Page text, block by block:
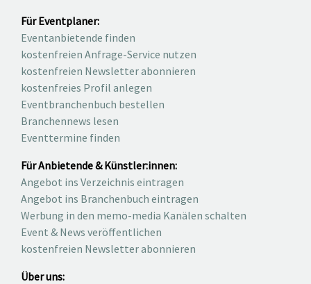
Für Eventplaner:
Eventanbietende finden
kostenfreien Anfrage-Service nutzen
kostenfreien Newsletter abonnieren
kostenfreies Profil anlegen
Eventbranchenbuch bestellen
Branchennews lesen
Eventtermine finden
Für Anbietende & Künstler:innen:
Angebot ins Verzeichnis eintragen
Angebot ins Branchenbuch eintragen
Werbung in den memo-media Kanälen schalten
Event & News veröffentlichen
kostenfreien Newsletter abonnieren
Über uns: